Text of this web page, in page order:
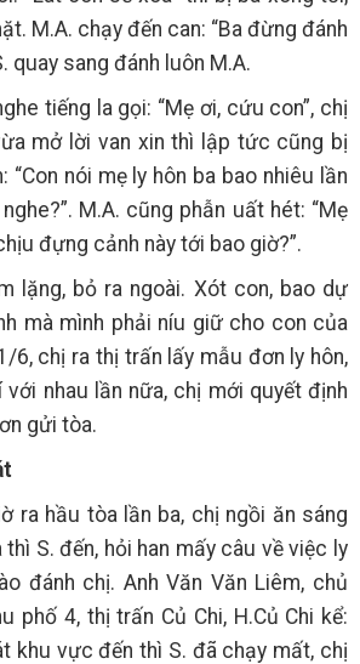
M.A. chạy đến can: “Ba đừng đánh
quay sang đánh luôn M.A.
tiếng la gọi: “Mẹ ơi, cứu con”, chị
mở lời van xin thì lập tức cũng bị
“Con nói mẹ ly hôn ba bao nhiêu lần
M.A. cũng phẫn uất hét: “Mẹ
đựng cảnh này tới bao giờ?”.
lặng, bỏ ra ngoài. Xót con, bao dự
mà mình phải níu giữ cho con của
6, chị ra thị trấn lấy mẫu đơn ly hôn,
nhau lần nữa, chị mới quyết định
gửi tòa.
ra hầu tòa lần ba, chị ngồi ăn sáng
S. đến, hỏi han mấy câu về việc ly
đánh chị. Anh Văn Văn Liêm, chủ
phố 4, thị trấn Củ Chi, H.Củ Chi kể:
khu vực đến thì S. đã chạy mất, chị